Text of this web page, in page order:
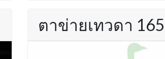
ตาข่ายเทวดา